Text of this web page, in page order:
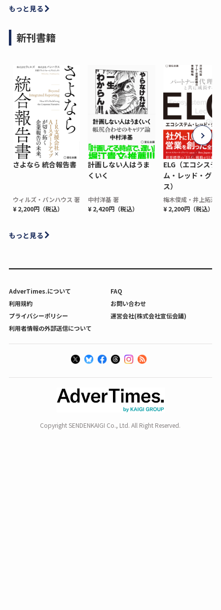
もっと見る
新刊書籍
さよなら 統合報告書
ウィルズ・パンハウス 著
¥ 2,200円（税込）
計画しない人はうま
くいく
中村洋基 著
¥ 2,420円（税込）
ELG（エコシステ
ム・レッド・グロ
ス）
梅木俊成・井上拓海
¥ 2,200円（税込）
もっと見る
AdverTimes.について
FAQ
利用規約
お問い合わせ
プライバシーポリシー
運営会社(株式会社宣伝会議)
利用者情報の外部送信について
Copyright SENDENKAIGI Co., Ltd. All Right Reserved.